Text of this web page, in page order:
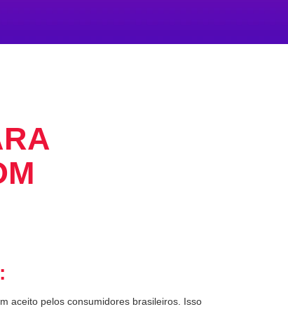
aceito pelos consumidores brasileiros. Isso